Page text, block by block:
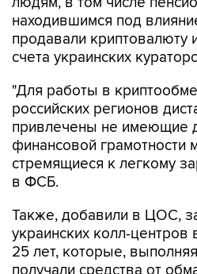
находившимся под
продавали криптовалюту
счета украинских
"Для работы в
российских регионов
привлечены не имеющие
финансовой
стремящиеся к легкому
в ФСБ.
Также, добавили в ЦОС,
украинских колл-центров
25 лет, которые,